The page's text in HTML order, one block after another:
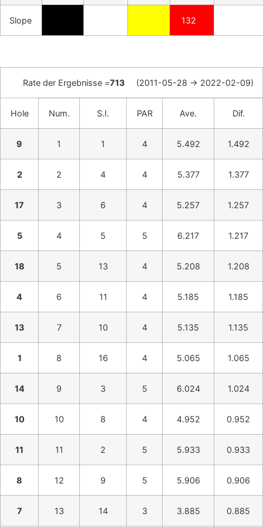
Slope 132
Rate der Ergebnisse =713 (2011-05-28 -> 2022-02-09)
Hole Num. S.I. PAR Ave. Dif.
9 1 1 4 5.492 1.492
2 2 4 4 5.377 1.377
17 3 6 4 5.257 1.257
5 4 5 5 6.217 1.217
18 5 13 4 5.208 1.208
4 6 11 4 5.185 1.185
13 7 10 4 5.135 1.135
1 8 16 4 5.065 1.065
14 9 3 5 6.024 1.024
10 10 8 4 4.952 0.952
11 11 2 5 5.933 0.933
8 12 9 5 5.906 0.906
7 13 14 3 3.885 0.885